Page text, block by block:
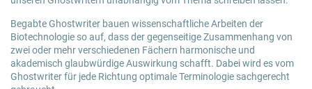
Begabte Ghostwriter bauen wissenschaftliche Arbeiten der
Biotechnologie so auf, dass der gegenseitige Zusammenhang von
zwei oder mehr verschiedenen Fächern harmonische und
akademisch glaubwürdige Auswirkung schafft. Dabei wird es vom
Ghostwriter für jede Richtung optimale Terminologie sachgerecht